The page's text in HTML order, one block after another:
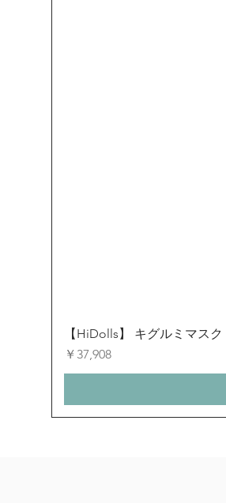
【HiDolls】 キグルミマス
価格
￥37,908